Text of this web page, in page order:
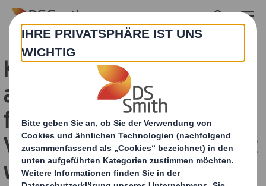
Skip to main content
Könnte Seegras als
alternative Faserquelle
für Papier und
Verpackungen verwendet
werden?